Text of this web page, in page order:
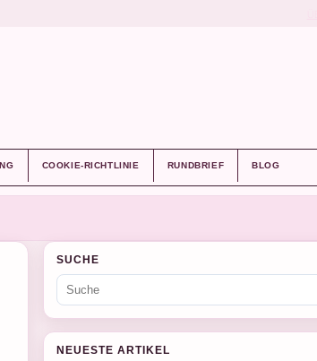
COOKIE-RICHTLINIE RUNDBRIEF BLOG
SUCHE
NEUESTE ARTIKEL